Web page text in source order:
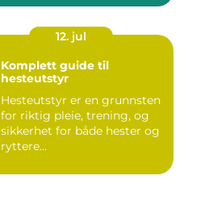
12. jul
Komplett guide til
hesteutstyr
Hesteutstyr er en grunnsten
for riktig pleie, trening, og
sikkerhet for både hester og
ryttere...